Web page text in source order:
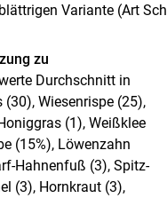
Variante (Art
zu
Durchschnitt in
Wiesenrispe (25),
(1), Weißklee
(15%), Löwenzahn
Hahnenfuß (3), Spitz-
(3), Hornkraut (3),